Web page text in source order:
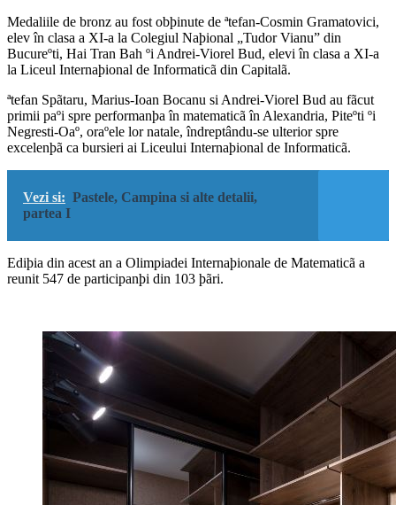
Medaliile de bronz au fost obþinute de ªtefan-Cosmin Gramatovici,
elev în clasa a XI-a la Colegiul Naþional „Tudor Vianu” din
Bucureºti, Hai Tran Bah ºi Andrei-Viorel Bud, elevi în clasa a XI-a
la Liceul Internaþional de Informaticã din Capitalã.
ªtefan Spãtaru, Marius-Ioan Bocanu si Andrei-Viorel Bud au fãcut
primii paºi spre performanþa în matematicã în Alexandria, Piteºti ºi
Negresti-Oaº, oraºele lor natale, îndreptându-se ulterior spre
excelenþã ca bursieri ai Liceului Internaþional de Informaticã.
Vezi si: Pastele, Campina si alte detalii,
partea I
Ediþia din acest an a Olimpiadei Internaþionale de Matematicã a
reunit 547 de participanþi din 103 þãri.